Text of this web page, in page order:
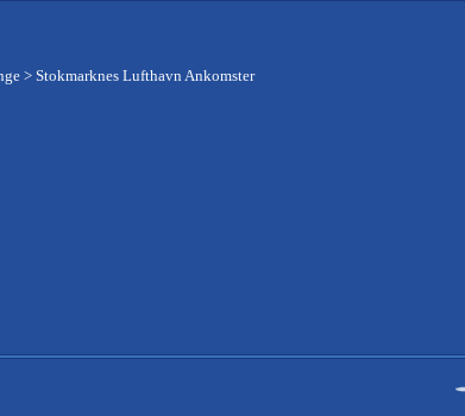
> Stokmarknes Lufthavn Ankomster